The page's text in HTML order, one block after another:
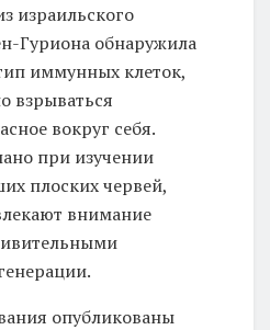
израильского
Гуриона обнаружила
иммунных клеток,
взрываться
вокруг себя.
при изучении
плоских червей,
внимание
опубликованы